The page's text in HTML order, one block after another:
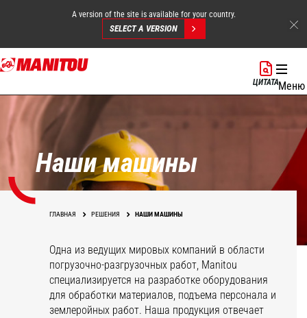
Перейти
к
содержанию
A version of the site is available for your country.
SELECT A VERSION
ЦИТАТАМеню
Наши машины
ГЛАВНАЯ РЕШЕНИЯ НАШИ МАШИНЫ
Одна из ведущих мировых компаний в области
погрузочно-разгрузочных работ, Manitou
специализируется на разработке оборудования
для обработки материалов, подъема персонала и
землеройных работ. Наша продукция отвечает